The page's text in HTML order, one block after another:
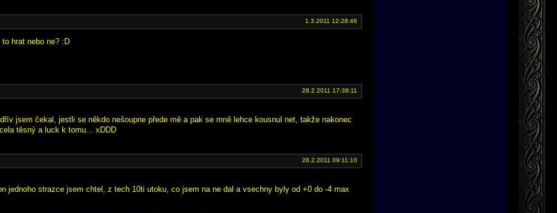
1.3.2011 12:28:46
hrat nebo ne? :D
28.2.2011 17:39:11
jsem čekal, jestli se někdo nešoupne přede mě a pak se mně lehce kousnul net, takže nakonec
těsný a luck k tomu... xDDD
28.2.2011 09:11:10
jednoho strazce jsem chtel, z tech 10ti utoku, co jsem na ne dal a vsechny byly od +0 do -4 max